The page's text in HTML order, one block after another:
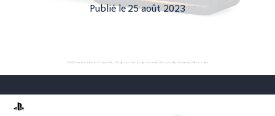
Publié le25 août 2023